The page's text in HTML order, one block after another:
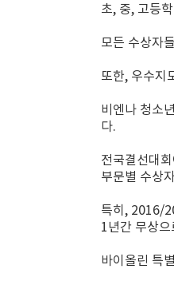
초, 중, 고등
모든 수상자
또한, 우수지
비엔나 청소
다.
전국결선대
부문별 수상
특히, 2016/
1년간 무상
바이올린 특